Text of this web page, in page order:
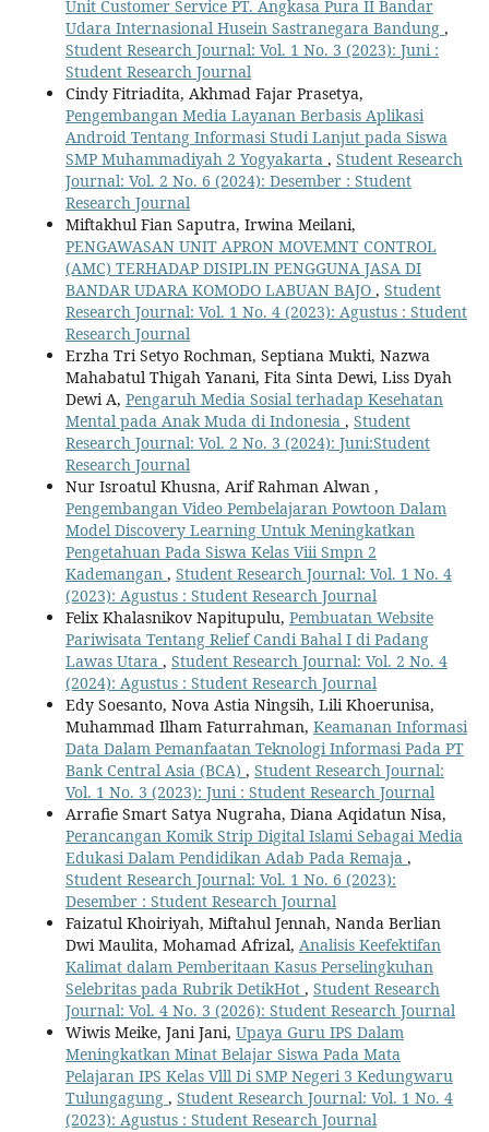
Unit Customer Service PT. Angkasa Pura II Bandar
Udara Internasional Husein Sastranegara Bandung ,
Student Research Journal: Vol. 1 No. 3 (2023): Juni :
Student Research Journal
Cindy Fitriadita, Akhmad Fajar Prasetya,
Pengembangan Media Layanan Berbasis Aplikasi
Android Tentang Informasi Studi Lanjut pada Siswa
SMP Muhammadiyah 2 Yogyakarta , Student Research
Journal: Vol. 2 No. 6 (2024): Desember : Student
Research Journal
Miftakhul Fian Saputra, Irwina Meilani,
PENGAWASAN UNIT APRON MOVEMNT CONTROL
(AMC) TERHADAP DISIPLIN PENGGUNA JASA DI
BANDAR UDARA KOMODO LABUAN BAJO , Student
Research Journal: Vol. 1 No. 4 (2023): Agustus : Student
Research Journal
Erzha Tri Setyo Rochman, Septiana Mukti, Nazwa
Mahabatul Thigah Yanani, Fita Sinta Dewi, Liss Dyah
Dewi A, Pengaruh Media Sosial terhadap Kesehatan
Mental pada Anak Muda di Indonesia , Student
Research Journal: Vol. 2 No. 3 (2024): Juni:Student
Research Journal
Nur Isroatul Khusna, Arif Rahman Alwan ,
Pengembangan Video Pembelajaran Powtoon Dalam
Model Discovery Learning Untuk Meningkatkan
Pengetahuan Pada Siswa Kelas Viii Smpn 2
Kademangan , Student Research Journal: Vol. 1 No. 4
(2023): Agustus : Student Research Journal
Felix Khalasnikov Napitupulu, Pembuatan Website
Pariwisata Tentang Relief Candi Bahal I di Padang
Lawas Utara , Student Research Journal: Vol. 2 No. 4
(2024): Agustus : Student Research Journal
Edy Soesanto, Nova Astia Ningsih, Lili Khoerunisa,
Muhammad Ilham Faturrahman, Keamanan Informasi
Data Dalam Pemanfaatan Teknologi Informasi Pada PT
Bank Central Asia (BCA) , Student Research Journal:
Vol. 1 No. 3 (2023): Juni : Student Research Journal
Arrafie Smart Satya Nugraha, Diana Aqidatun Nisa,
Perancangan Komik Strip Digital Islami Sebagai Media
Edukasi Dalam Pendidikan Adab Pada Remaja ,
Student Research Journal: Vol. 1 No. 6 (2023):
Desember : Student Research Journal
Faizatul Khoiriyah, Miftahul Jennah, Nanda Berlian
Dwi Maulita, Mohamad Afrizal, Analisis Keefektifan
Kalimat dalam Pemberitaan Kasus Perselingkuhan
Selebritas pada Rubrik DetikHot , Student Research
Journal: Vol. 4 No. 3 (2026): Student Research Journal
Wiwis Meike, Jani Jani, Upaya Guru IPS Dalam
Meningkatkan Minat Belajar Siswa Pada Mata
Pelajaran IPS Kelas Vlll Di SMP Negeri 3 Kedungwaru
Tulungagung , Student Research Journal: Vol. 1 No. 4
(2023): Agustus : Student Research Journal